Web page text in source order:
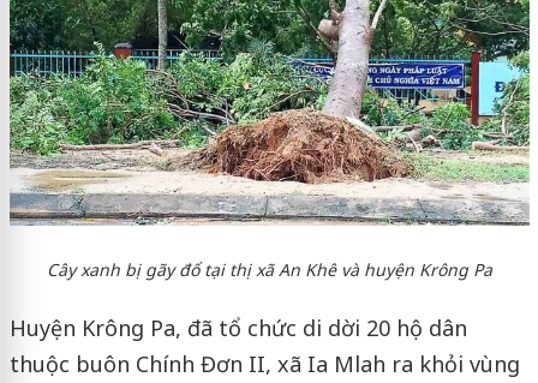
Cây xanh bị gãy đổ tại thị xã An Khê và huyện Krông Pa
Huyện Krông Pa, đã tổ chức di dời 20 hộ dân
thuộc buôn Chính Đơn II, xã Ia Mlah ra khỏi vùng